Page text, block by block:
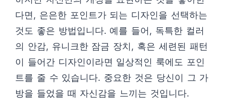
다면, 은은한 포인트가 되는 디자인을 선택하는
것도 좋은 방법입니다. 예를 들어, 독특한 컬러
의 안감, 유니크한 잠금 장치, 혹은 세련된 패턴
이 들어간 디자인이라면 일상적인 룩에도 포인
트를 줄 수 있습니다. 중요한 것은 당신이 그 가
방을 들었을 때 자신감을 느끼는 것입니다.